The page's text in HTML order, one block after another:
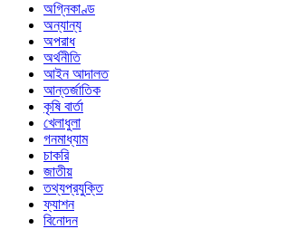
অগ্নিকাণ্ড
অন্যান্য
অপরাধ
অর্থনীতি
আইন আদালত
আন্তর্জাতিক
কৃষি বার্তা
খেলাধুলা
গনমাধ্যাম
চাকরি
জাতীয়
তথ্যপ্রযুক্তি
ফ্যাশন
বিনোদন